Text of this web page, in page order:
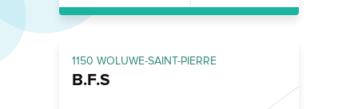
1150 WOLUWE-SAINT-PIERRE
B.F.S